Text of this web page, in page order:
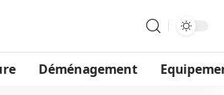
Déménagement